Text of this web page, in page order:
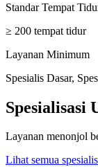
Standar Tempat
≥ 200 tempat tidur
Layanan Minimum
Spesialis Dasar,
Spesialisasi
Layanan menonjol
Lihat semua